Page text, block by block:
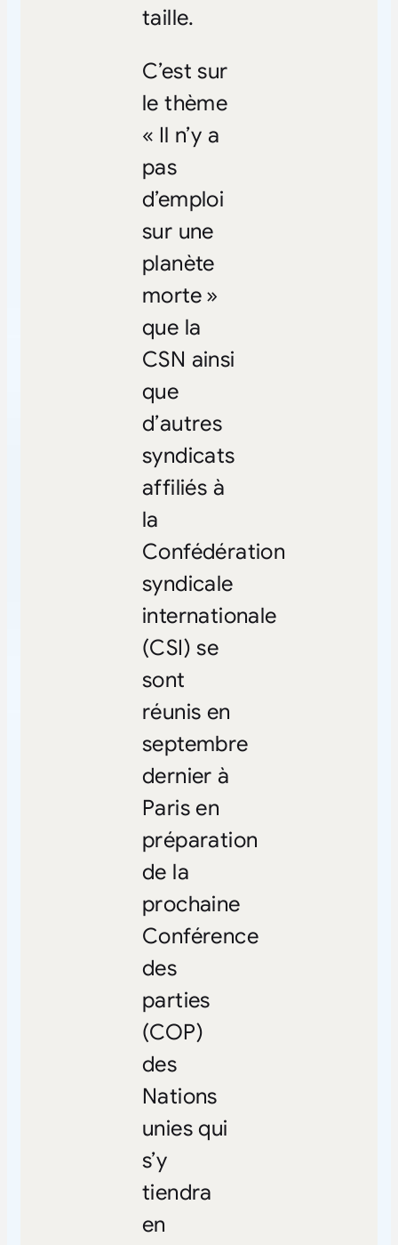
taille.
C’est sur
le thème
« Il n’y a
pas
d’emploi
sur une
planète
morte »
que la
CSN ainsi
que
d’autres
syndicats
affiliés à
la
Confédération
syndicale
internationale
(CSI) se
sont
réunis en
septembre
dernier à
Paris en
préparation
de la
prochaine
Conférence
des
parties
(COP)
des
Nations
unies qui
s’y
tiendra
en